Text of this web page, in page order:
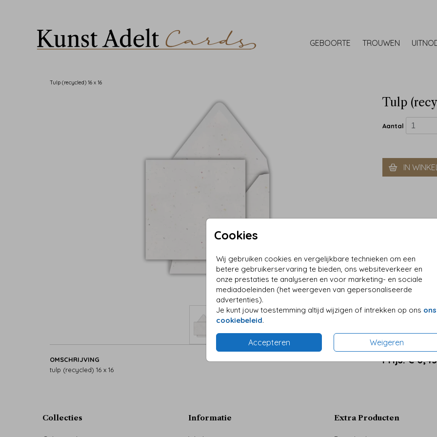
GEBOORTE TROUWEN
Cookies
Wij gebruiken cookies en vergelijkbare technieken om een
betere gebruikerservaring te bieden, ons websiteverkeer en
onze prestaties te analyseren en voor marketing- en sociale
mediadoeleinden (het weergeven van gepersonaliseerde
advertenties).
Je kunt jouw toestemming altijd wijzigen of intrekken op ons ons
cookiebeleid.
Accepteren Weigeren
Tulp (recycled) 16 x 16
Tulp
Aantal
IN
OMSCHRIJVING
tulp (recycled) 16 x 16
Prijs:€
Collecties Informatie Extra Producten